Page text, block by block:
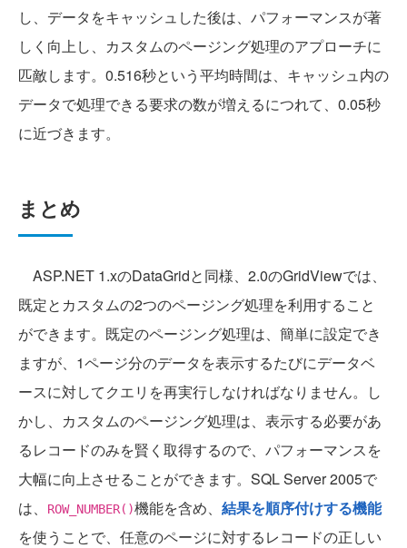
し、データをキャッシュした後は、パフォーマンスが著
しく向上し、カスタムのページング処理のアプローチに
匹敵します。0.516秒という平均時間は、キャッシュ内の
データで処理できる要求の数が増えるにつれて、0.05秒
に近づきます。
まとめ
ASP.NET 1.xのDataGridと同様、2.0のGridViewでは、
既定とカスタムの2つのページング処理を利用すること
ができます。既定のページング処理は、簡単に設定でき
ますが、1ページ分のデータを表示するたびにデータベ
ースに対してクエリを再実行しなければなりません。し
かし、カスタムのページング処理は、表示する必要があ
るレコードのみを賢く取得するので、パフォーマンスを
大幅に向上させることができます。SQL Server 2005で
は、
ROW_NUMBER()機能を含め、 結果を順序付けする機能
を使うことで、任意のページに対するレコードの正しい